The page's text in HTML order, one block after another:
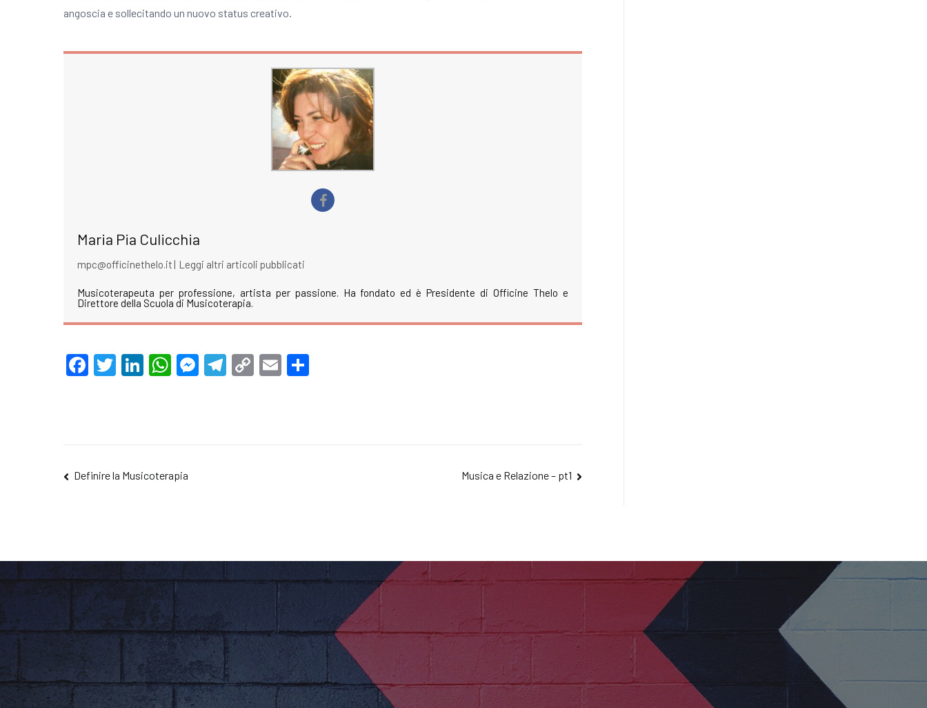
angoscia e sollecitando un nuovo status creativo.
Maria Pia Culicchia
mpc@officinethelo.it Leggi altri articoli pubblicati
Musicoterapeuta per professione, artista per passione. Ha fondato ed è Presidente di Officine Thelo e
Direttore della Scuola di Musicoterapia.
Facebook
Twitter
LinkedIn
WhatsApp
Messenger
Telegram
CopyEmail
Navigazione
Definire la Musicoterapia Musica e Relazione – pt1